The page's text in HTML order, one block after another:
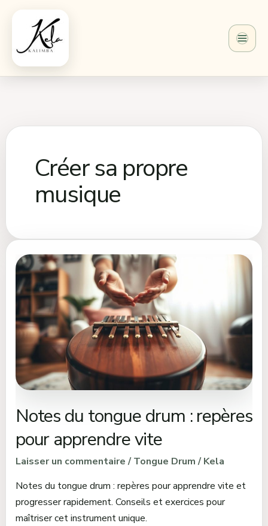
contenu
Créer sa propre
musique
Notes du tongue drum : repères
pour apprendre vite
Laisser un commentaire /Tongue Drum/Kela
Notes du tongue drum : repères pour apprendre vite et
progresser rapidement. Conseils et exercices pour
maîtriser cet instrument unique.
Notes
du
tongue
drum
:
repères
pour
apprendre
vite